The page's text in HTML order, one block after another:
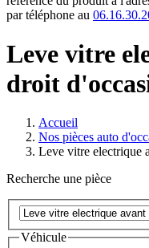
par téléphone au
Leve vitre
droit
Accueil
Nos pièces auto
Leve vitre electrique
Recherche une pièce
Véhicule